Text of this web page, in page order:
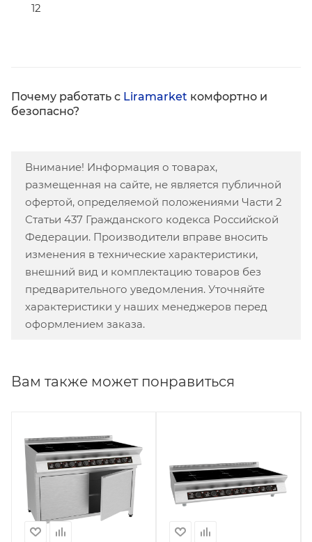
12
Почему работать с Liramarket комфортно и
безопасно?
Внимание! Информация о товарах,
размещенная на сайте, не является публичной
офертой, определяемой положениями Части 2
Статьи 437 Гражданского кодекса Российской
Федерации. Производители вправе вносить
изменения в технические характеристики,
внешний вид и комплектацию товаров без
предварительного уведомления. Уточняйте
характеристики у наших менеджеров перед
оформлением заказа.
Вам также может понравиться